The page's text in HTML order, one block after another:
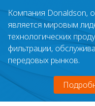
Компания Donaldson,
является мировым
технологических
фильтрации,
передовых рынков.